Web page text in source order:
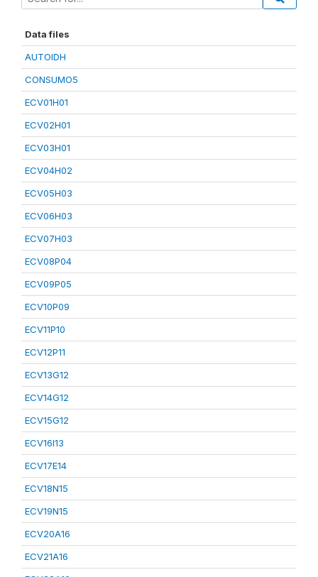
Data files
AUTOIDH
CONSUMO5
ECV01H01
ECV02H01
ECV03H01
ECV04H02
ECV05H03
ECV06H03
ECV07H03
ECV08P04
ECV09P05
ECV10P09
ECV11P10
ECV12P11
ECV13G12
ECV14G12
ECV15G12
ECV16I13
ECV17E14
ECV18N15
ECV19N15
ECV20A16
ECV21A16